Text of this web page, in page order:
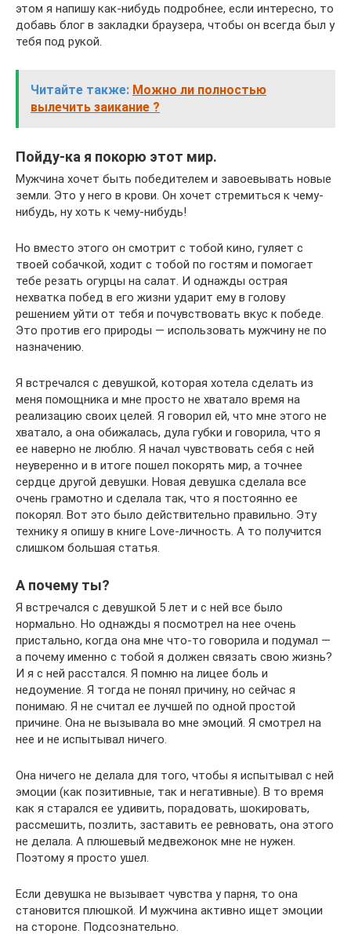
этом я напишу как-нибудь подробнее, если интересно, то
добавь блог в закладки браузера, чтобы он всегда был у
тебя под рукой.
Читайте также: Можно ли полностью
вылечить заикание ?
Пойду-ка я покорю этот мир.
Мужчина хочет быть победителем и завоевывать новые
земли. Это у него в крови. Он хочет стремиться к чему-
нибудь, ну хоть к чему-нибудь!
Но вместо этого он смотрит с тобой кино, гуляет с
твоей собачкой, ходит с тобой по гостям и помогает
тебе резать огурцы на салат. И однажды острая
нехватка побед в его жизни ударит ему в голову
решением уйти от тебя и почувствовать вкус к победе.
Это против его природы — использовать мужчину не по
назначению.
Я встречался с девушкой, которая хотела сделать из
меня помощника и мне просто не хватало время на
реализацию своих целей. Я говорил ей, что мне этого не
хватало, а она обижалась, дула губки и говорила, что я
ее наверно не люблю. Я начал чувствовать себя с ней
неуверенно и в итоге пошел покорять мир, а точнее
сердце другой девушки. Новая девушка сделала все
очень грамотно и сделала так, что я постоянно ее
покорял. Вот это было действительно правильно. Эту
технику я опишу в книге Love-личность. А то получится
слишком большая статья.
А почему ты?
Я встречался с девушкой 5 лет и с ней все было
нормально. Но однажды я посмотрел на нее очень
пристально, когда она мне что-то говорила и подумал —
а почему именно с тобой я должен связать свою жизнь?
И я с ней расстался. Я помню на лицее боль и
недоумение. Я тогда не понял причину, но сейчас я
понимаю. Я не считал ее лучшей по одной простой
причине. Она не вызывала во мне эмоций. Я смотрел на
нее и не испытывал ничего.
Она ничего не делала для того, чтобы я испытывал с ней
эмоции (как позитивные, так и негативные). В то время
как я старался ее удивить, порадовать, шокировать,
рассмешить, позлить, заставить ее ревновать, она этого
не делала. А плюшевый медвежонок мне не нужен.
Поэтому я просто ушел.
Если девушка не вызывает чувства у парня, то она
становится плюшкой. И мужчина активно ищет эмоции
на стороне. Подсознательно.